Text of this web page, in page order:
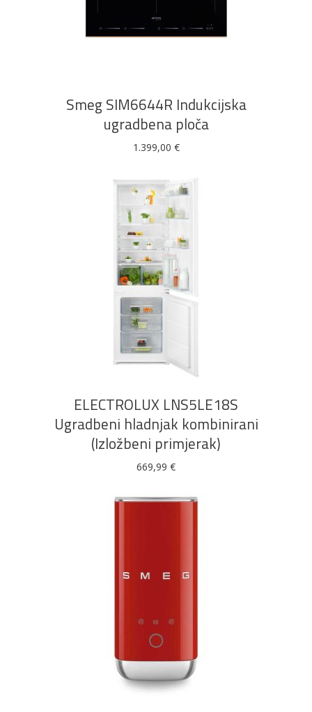
DODAJ U KOŠARICU
Smeg SIM6644R Indukcijska
ugradbena ploča
1.399,00 €
DODAJ U KOŠARICU
ELECTROLUX LNS5LE18S
Ugradbeni hladnjak kombinirani
(Izložbeni primjerak)
669,99 €
DODAJ U KOŠARICU